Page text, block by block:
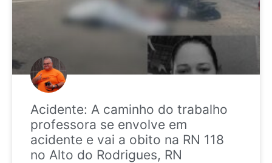
Acidente: A caminho do trabalho
professora se envolve em
acidente e vai a obito na RN 118
no Alto do Rodrigues, RN